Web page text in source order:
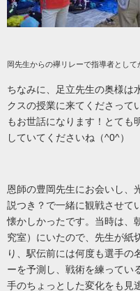
岡先生からの襷リレーで指導者として
ちなみに、足立先生の奥様は
クスの授業に来てくださって
もお世話になります！とても
していてくださいね（^0^）
恩師の豊岡先生にお会いし、
説つき？で一緒に観戦させて
懐かしかったです。当時は、
究室）にいたので、先生が紙
り、駅伝前には何度も選手の
ーを予測し、戦術を練ってい
手のちょっとした変化をも見